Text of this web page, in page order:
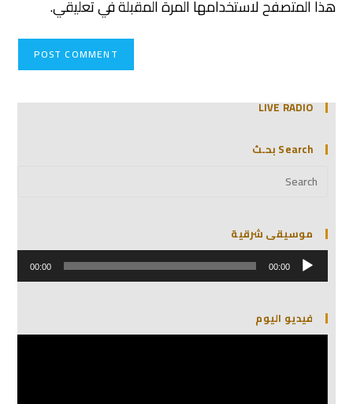
هذا المتصفح لاستخدامها المرة المقبلة في تعليقي.
LIVE RADIO
Search بحـث
موسيقى شرقية
مشغل
الصوت 00:00
00:00
فيديو اليوم